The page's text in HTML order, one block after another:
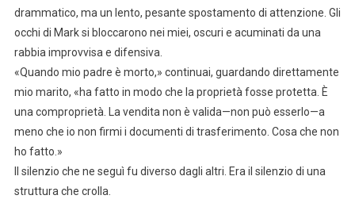
drammatico, ma un lento, pesante spostamento di attenzione. Gli
occhi di Mark si bloccarono nei miei, oscuri e acuminati da una
rabbia improvvisa e difensiva.
«Quando mio padre è morto,» continuai, guardando direttamente
mio marito, «ha fatto in modo che la proprietà fosse protetta. È
una comproprietà. La vendita non è valida—non può esserlo—a
meno che io non firmi i documenti di trasferimento. Cosa che non
ho fatto.»
Il silenzio che ne seguì fu diverso dagli altri. Era il silenzio di una
struttura che crolla.